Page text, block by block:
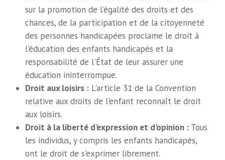
sur la promotion de l'égalité des droits et des
chances, de la participation et de la citoyenneté
des personnes handicapées proclame le droit à
l'éducation des enfants handicapés et la
responsabilité de l'État de leur assurer une
éducation ininterrompue.
Droit aux loisirs : L'article 31 de la Convention
relative aux droits de l'enfant reconnaît le droit
aux loisirs.
Droit à la liberté d'expression et d'opinion : Tous
les individus, y compris les enfants handicapés,
ont le droit de s'exprimer librement.